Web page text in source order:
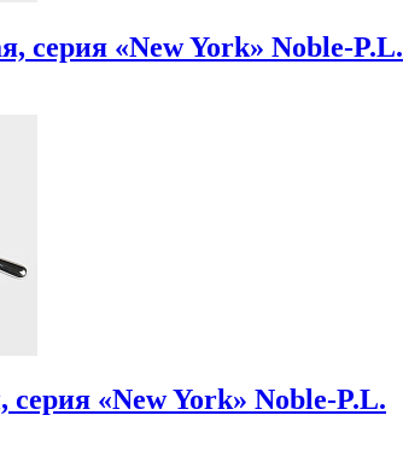
серия «New York» Noble-P.L.
«New York» Noble-P.L.